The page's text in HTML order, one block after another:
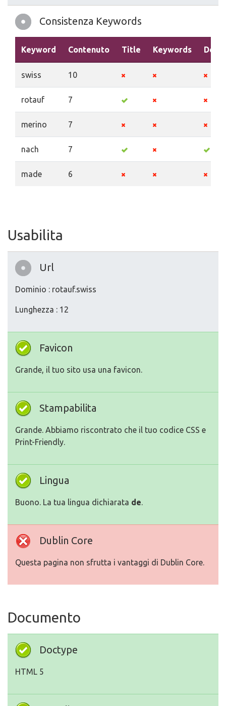
Consistenza Keywords
Keyword Contenuto Title Keywords
swiss 10
rotauf 7
merino 7
nach 7
made 6
Usabilita
Url
Dominio : rotauf.swiss
Lunghezza : 12
Favicon
Grande, il tuo sito usa una favicon.
Stampabilita
Grande. Abbiamo riscontrato che il tuo codice CSS e
Print-Friendly.
Lingua
Buono. La tua lingua dichiarata de.
Dublin Core
Questa pagina non sfrutta i vantaggi di Dublin Core.
Documento
Doctype
HTML 5